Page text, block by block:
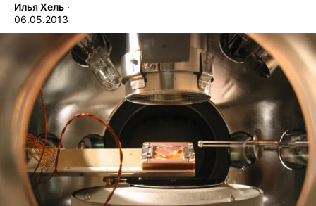
Илья Хель ∙
06.05.2013